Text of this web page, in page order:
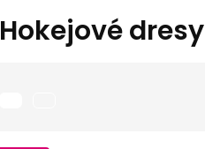
Hokejové dresy